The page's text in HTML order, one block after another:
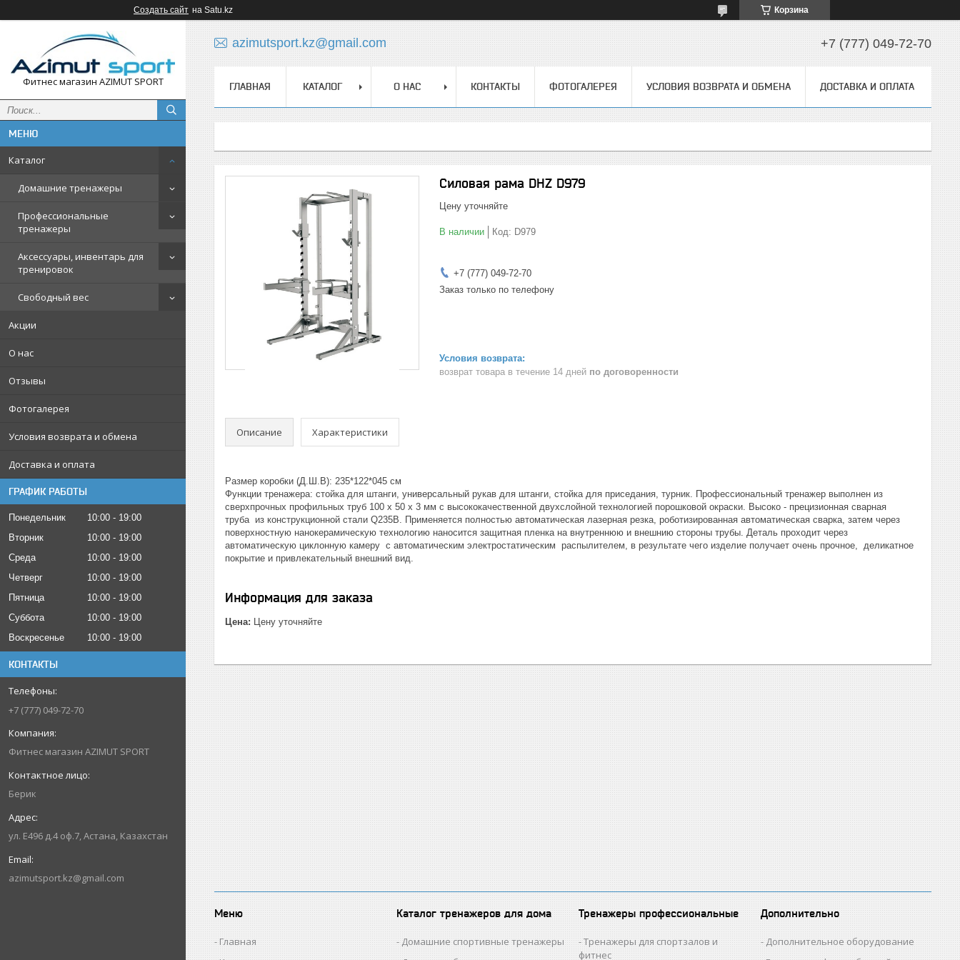
Создать сайт на Satu.kz Корзина
Фитнес магазин AZIMUT SPORT
Каталог
Домашние тренажеры
Профессиональные
тренажеры
Аксессуары, инвентарь для
тренировок
Свободный вес
Акции
О нас
Отзывы
Фотогалерея
Условия возврата и обмена
Доставка и оплата
ГРАФИК РАБОТЫ
Понедельник 10:00
19:00
Вторник
10:00
19:00
Среда
10:00
19:00
Четверг
10:00
19:00
Пятница
10:00
19:00
Суббота
10:00
19:00
Воскресенье
10:00 19:00
КОНТАКТЫ
+7 (777) 049-72-70
Фитнес магазин AZIMUT SPORT
Берик
ул. Е496 д.4 оф.7, Астана, Казахстан
azimutsport.kz@gmail.com
azimutsport.kz@gmail.com +7 (777) 049-72-70
ГЛАВНАЯ КАТАЛОГ О НАС КОНТАКТЫ ФОТОГАЛЕРЕЯ УСЛОВИЯ ВОЗВРАТА И ОБМЕНА ДОСТАВКА И ОПЛАТА
Силовая рама DHZ D979
Цену уточняйте
В наличии Код: D979
+7 (777) 049-72-70
Заказ только по телефону
возврат товара в течение 14 дней по договоренности
Описание Характеристики
Размер коробки (Д.Ш.B): 235*122*045 см
Функции тренажера: стойка для штанги, универсальный рукав для штанги, стойка для приседания, турник. Профессиональный тренажер выполнен из
сверхпрочных профильных труб 100 x 50 x 3 мм с высококачественной двухслойной технологией порошковой окраски. Высоко - прецизионная сварная
труба из конструкционной стали Q235B. Применяется полностью автоматическая лазерная резка, роботизированная автоматическая сварка, затем через
поверхностную нанокерамическую технологию наносится защитная пленка на внутреннюю и внешнию стороны трубы. Деталь проходит через
автоматическую циклонную камеру с автоматическим электростатическим распылителем, в результате чего изделие получает очень прочное, деликатное
покрытие и привлекательный внешний вид.
Информация для заказа
Цена: Цену уточняйте
Меню
Главная
Каталог тренажеров для дома
Домашние спортивные тренажеры
Тренажеры профессиональные
Тренажеры для спортзалов и
фитнес
Дополнительно
Дополнительное оборудование